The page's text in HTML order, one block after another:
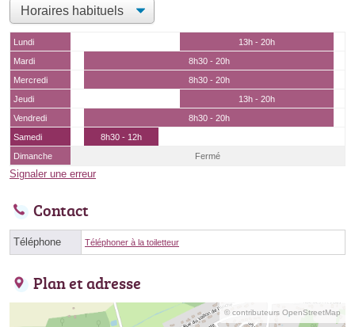
Lundi
13h - 20h
Mardi
8h30 - 20h
Mercredi
8h30 - 20h
Jeudi
13h - 20h
Vendredi
8h30 - 20h
Samedi
8h30 - 12h
Dimanche
Fermé
Signaler une erreur
Contact
Téléphone Téléphoner à la toiletteur
Plan et adresse
© contributeurs OpenStreetMap